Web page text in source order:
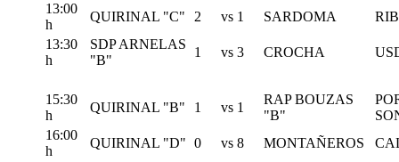
13:00
h
QUIRINAL "C" 2 vs 1 SARDOMA
13:30
h
SDP ARNELAS
"B"
1 vs 3 CROCHA
15:30
h
QUIRINAL "B" 1 vs 1
RAP BOUZAS
"B"
16:00
h
QUIRINAL "D" 0 vs 8 MONTAÑEROS